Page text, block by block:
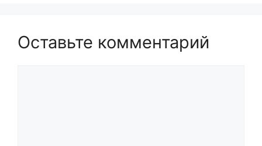
Оставьте комментарий